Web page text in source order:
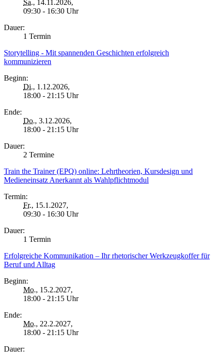
Sa., 14.11.2026,
09:30 - 16:30 Uhr
Dauer:
1 Termin
Storytelling - Mit spannenden Geschichten erfolgreich
kommunizieren
Beginn:
Di., 1.12.2026,
18:00 - 21:15 Uhr
Ende:
Do., 3.12.2026,
18:00 - 21:15 Uhr
Dauer:
2 Termine
Train the Trainer (EPQ) online: Lehrtheorien, Kursdesign und
Medieneinsatz Anerkannt als Wahlpflichtmodul
Termin:
Fr., 15.1.2027,
09:30 - 16:30 Uhr
Dauer:
1 Termin
Erfolgreiche Kommunikation – Ihr rhetorischer Werkzeugkoffer für
Beruf und Alltag
Beginn:
Mo., 15.2.2027,
18:00 - 21:15 Uhr
Ende:
Mo., 22.2.2027,
18:00 - 21:15 Uhr
Dauer: